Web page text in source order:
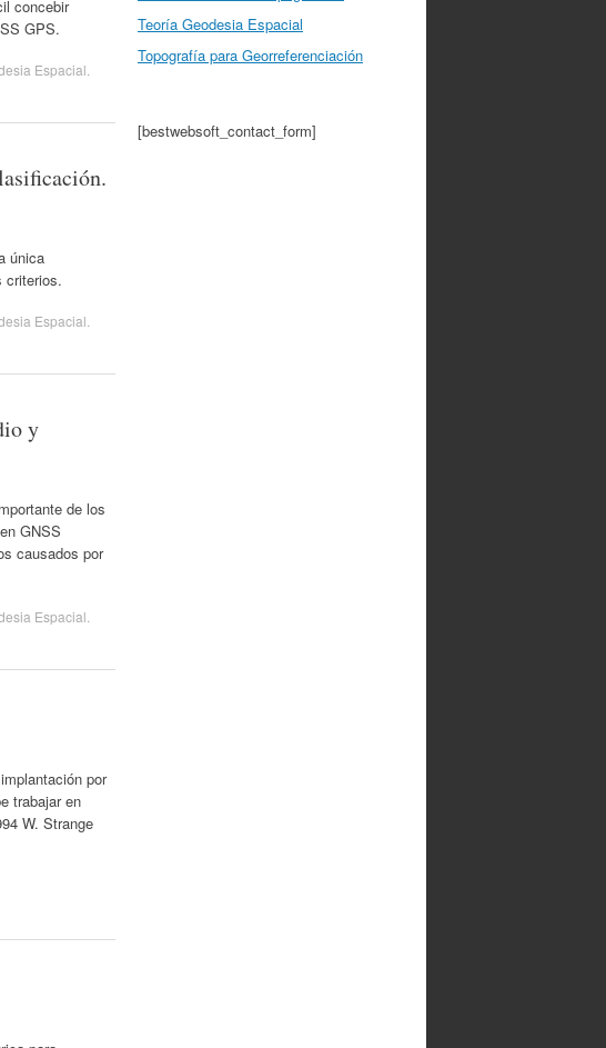
concebir
GPS.
Espacial
única
criterios.
Espacial
y
de los
GNSS
causados por
Espacial
por
trabajar en
W. Strange
Teoría Geodesia Espacial
Topografía para Georreferenciación
[bestwebsoft_contact_form]